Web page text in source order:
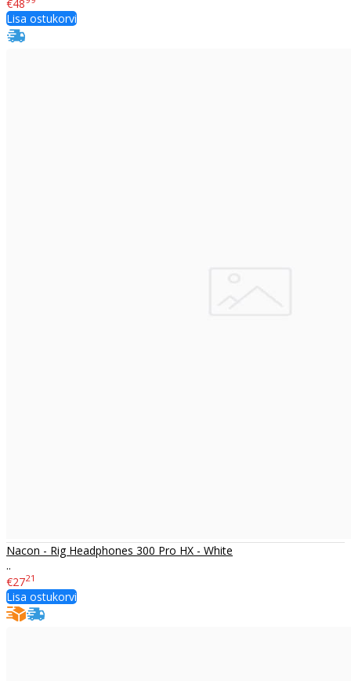
€48
Lisa ostukorvi
Nacon - Rig Headphones 300 Pro HX - White
..
€2721
Lisa ostukorvi